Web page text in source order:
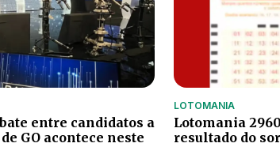
entre candidatos a
GO acontece neste
LOTOMANIA
Lotomania
resultado do